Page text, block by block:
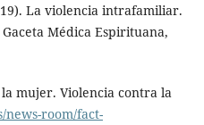
La violencia intrafamiliar.
Médica Espirituana,
mujer. Violencia contra la
room/fact-